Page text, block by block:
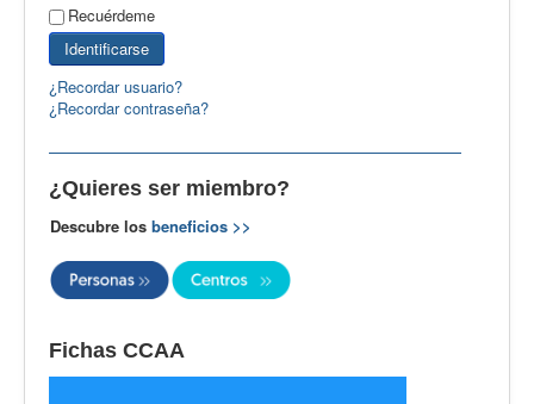
Artículos
Recursos
Observatorio EB
CIEB
Contacto
Recuérdeme
Identificarse
¿Recordar usuario?
¿Recordar contraseña?
¿Quieres ser miembro?
Descubre los beneficios >>
Fichas CCAA